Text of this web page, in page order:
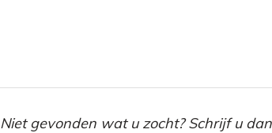
Niet gevonden wat u zocht? Schrijf u